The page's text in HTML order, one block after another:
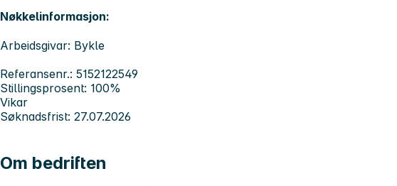
Nøkkelinformasjon:
Arbeidsgivar: Bykle
Referansenr.: 5152122549
Stillingsprosent: 100%
Vikar
Søknadsfrist: 27.07.2026
Om bedriften